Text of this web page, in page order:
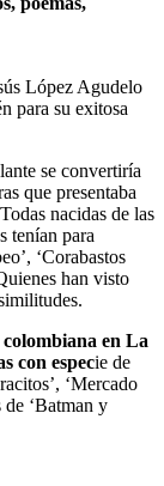
López Agudelo
para su exitosa
se convertiría
que presentaba
nacidas de las
tenían para
‘Corabastos
han visto
en La
con especie de
‘Mercado
de ‘Batman y